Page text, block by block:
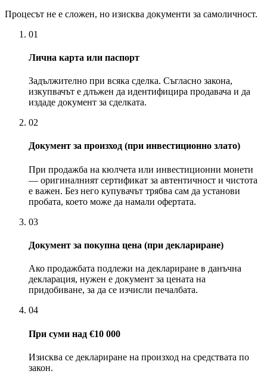
Процесът не е сложен, но изисква документи за самоличност.
01
Лична карта или паспорт
Задължително при всяка сделка. Съгласно закона,
изкупвачът е длъжен да идентифицира продавача и да
издаде документ за сделката.
02
Документ за произход (при инвестиционно злато)
При продажба на кюлчета или инвестиционни монети
— оригиналният сертификат за автентичност и чистота
е важен. Без него купувачът трябва сам да установи
пробата, което може да намали офертата.
03
Документ за покупна цена (при деклариране)
Ако продажбата подлежи на деклариране в данъчна
декларация, нужен е документ за цената на
придобиване, за да се изчисли печалбата.
04
При суми над €10 000
Изисква се деклариране на произход на средствата по
закон.